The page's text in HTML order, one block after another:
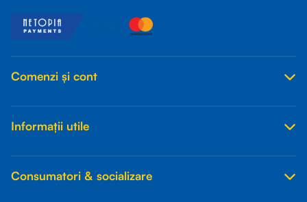
Comenzi și cont
Informații utile
Consumatori & socializare